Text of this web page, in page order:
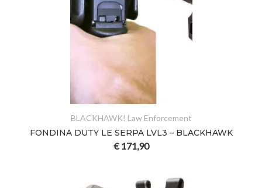
BLACKHAWK! Law Enforcement
FONDINA DUTY LE SERPA LVL3 – BLACKHAWK
€171,90